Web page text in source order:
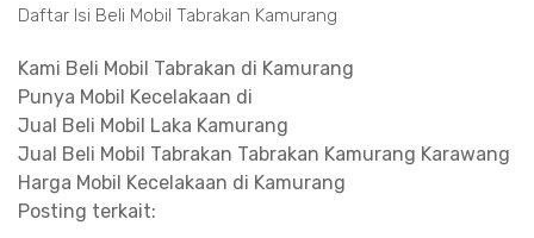
Daftar Isi Beli Mobil Tabrakan Kamurang
Kami Beli Mobil Tabrakan di Kamurang
Punya Mobil Kecelakaan di
Jual Beli Mobil Laka Kamurang
Jual Beli Mobil Tabrakan Tabrakan Kamurang Karawang
Harga Mobil Kecelakaan di Kamurang
Posting terkait: